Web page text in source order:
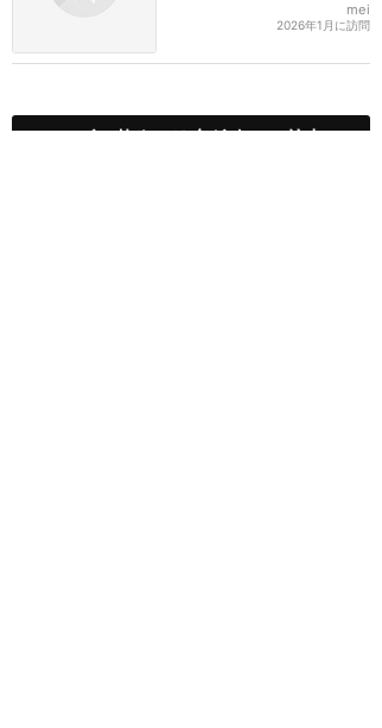
mei
2026年1月に訪問
ユニバーサル・スタジオ・ハリウッ